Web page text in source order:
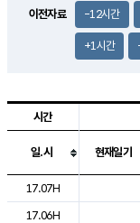
이전자료 -12시간
+1시간
도시별 기상실황표로
시간
일.시 현재일기
17.07H
17.06H